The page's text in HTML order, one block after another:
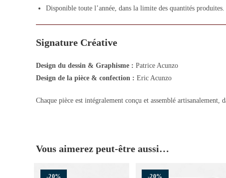
Disponible toute l’année, dans la limite des quantités produites.
Signature Créative
Design du dessin & Graphisme : Patrice Acunzo
Design de la pièce & confection : Eric Acunzo
Chaque pièce est intégralement conçu et assemblé
Vous aimerez peut-être aussi…
-20% -20%